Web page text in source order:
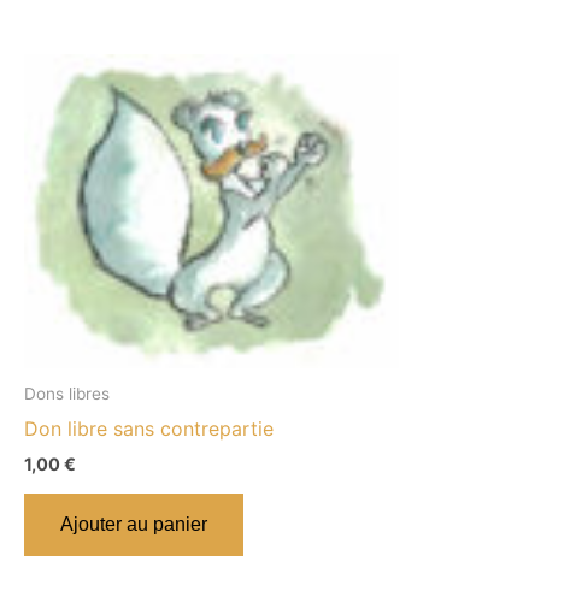
Dons libres
Don libre sans contrepartie
1,00 €
Ajouter au panier